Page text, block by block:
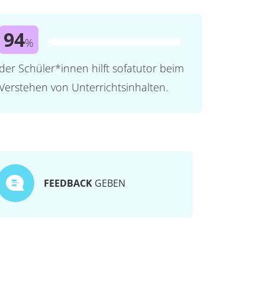
94%
der Schüler*innen hilft sofatutor beim
von Unterrichtsinhalten.
FEEDBACK GEBEN